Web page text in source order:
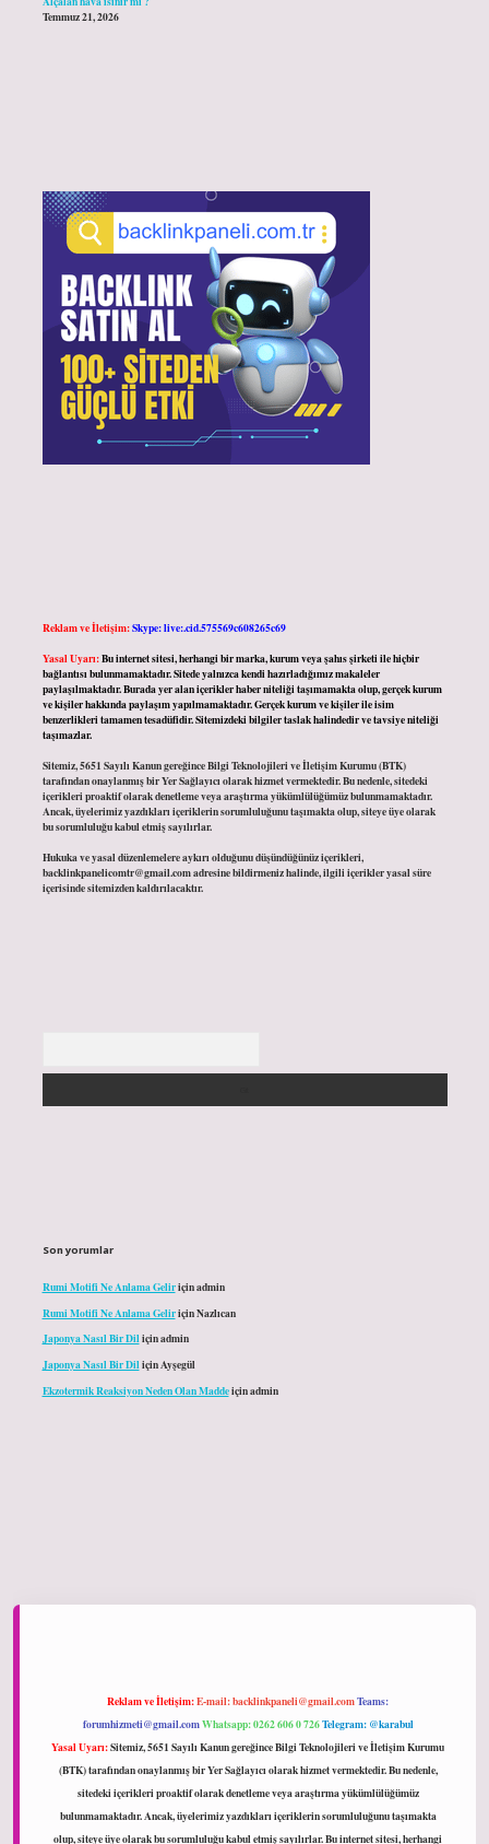
Temmuz 21, 2026
Reklam ve İletişim:Skype: live:.cid.575569c608265c69
Yasal Uyarı:Bu internet sitesi, herhangi bir marka, kurum veya şahıs şirketi ile hiçbir
bağlantısı bulunmamaktadır. Sitede yalnızca kendi hazırladığımız makaleler
paylaşılmaktadır. Burada yer alan içerikler haber niteliği taşımamakta olup, gerçek kurum
ve kişiler hakkında paylaşım yapılmamaktadır. Gerçek kurum ve kişiler ile isim
benzerlikleri tamamen tesadüfidir. Sitemizdeki bilgiler taslak halindedir ve tavsiye niteliği
taşımazlar.
Sitemiz, 5651 Sayılı Kanun gereğince Bilgi Teknolojileri ve İletişim Kurumu (BTK)
tarafından onaylanmış bir Yer Sağlayıcı olarak hizmet vermektedir. Bu nedenle, sitedeki
içerikleri proaktif olarak denetleme veya araştırma yükümlülüğümüz bulunmamaktadır.
Ancak, üyelerimiz yazdıkları içeriklerin sorumluluğunu taşımakta olup, siteye üye olarak
bu sorumluluğu kabul etmiş sayılırlar.
Hukuka ve yasal düzenlemelere aykırı olduğunu düşündüğünüz içerikleri,
backlinkpanelicomtr@gmail.comadresine bildirmeniz halinde, ilgili içerikler yasal süre
içerisinde sitemizden kaldırılacaktır.
Son yorumlar
Rumi Motifi Ne Anlama Geliriçinadmin
Rumi Motifi Ne Anlama GeliriçinNazlıcan
Japonya Nasıl Bir Diliçinadmin
Japonya Nasıl Bir DiliçinAyşegül
Ekzotermik Reaksiyon Neden Olan Maddeiçinadmin
Reklam ve İletişim:E-mail:backlinkpaneli@gmail.comTeams:
forumhizmeti@gmail.comWhatsapp: 0262 606 0 726Telegram: @karabul
Yasal Uyarı:Sitemiz, 5651 Sayılı Kanun gereğince Bilgi Teknolojileri ve İletişim Kurumu
(BTK) tarafından onaylanmış bir Yer Sağlayıcı olarak hizmet vermektedir. Bu nedenle,
sitedeki içerikleri proaktif olarak denetleme veya araştırma yükümlülüğümüz
bulunmamaktadır. Ancak, üyelerimiz yazdıkları içeriklerin sorumluluğunu taşımakta
olup, siteye üye olarak bu sorumluluğu kabul etmiş sayılırlar. Bu internet sitesi, herhangi